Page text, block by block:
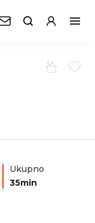
Ukupno
35min